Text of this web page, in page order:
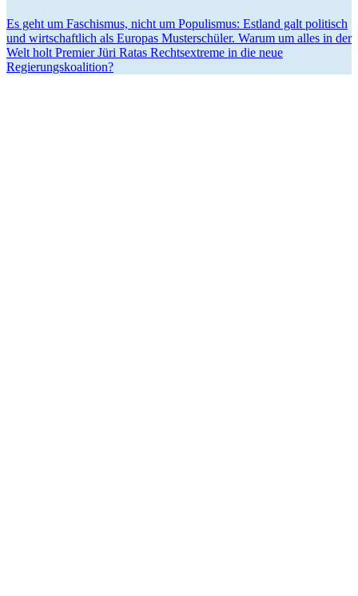
Es geht um Faschismus, nicht um Populismus: Estland galt politisch
und wirtschaftlich als Europas Muster­schüler. Warum um alles in der
Welt holt Premier Jüri Ratas Rechts­extreme in die neue
Regierungskoalition?